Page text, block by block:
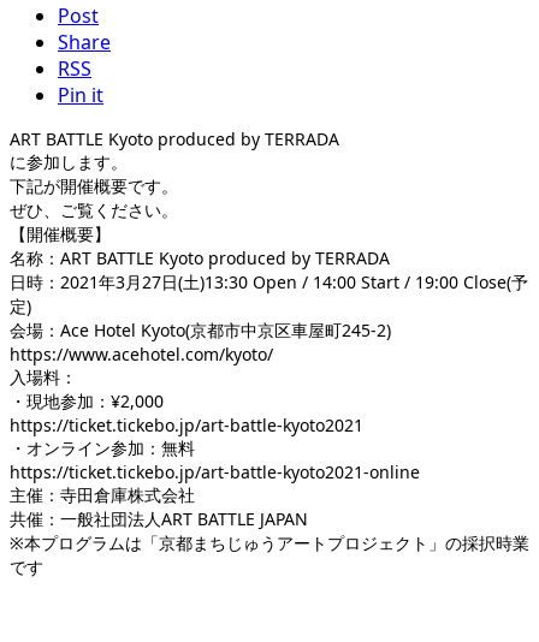
Post
Share
RSS
Pin it
ART BATTLE Kyoto produced by TERRADA
に参加します。
下記が開催概要です。
ぜひ、ご覧ください。
【開催概要】
名称：ART BATTLE Kyoto produced by TERRADA
日時：2021年3月27日(土)13:30 Open / 14:00 Start / 19:00 Close(予
定)
会場：Ace Hotel Kyoto(京都市中京区車屋町245-2)
https://www.acehotel.com/kyoto/
入場料：
・現地参加：¥2,000
https://ticket.tickebo.jp/art-battle-kyoto2021
・オンライン参加：無料
https://ticket.tickebo.jp/art-battle-kyoto2021-online
主催：寺田倉庫株式会社
共催：一般社団法人ART BATTLE JAPAN
※本プログラムは「京都まちじゅうアートプロジェクト」の採択時業
です